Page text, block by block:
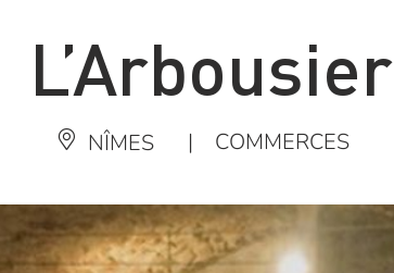
L’Arbousier
NÎMES | COMMERCES